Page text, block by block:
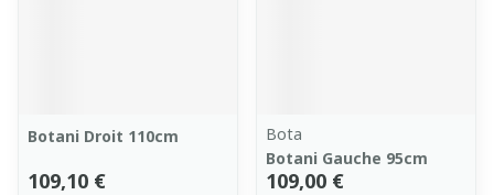
Botani Droit 110cm
109,10 €
Bota
Botani Gauche 95cm
109,00 €